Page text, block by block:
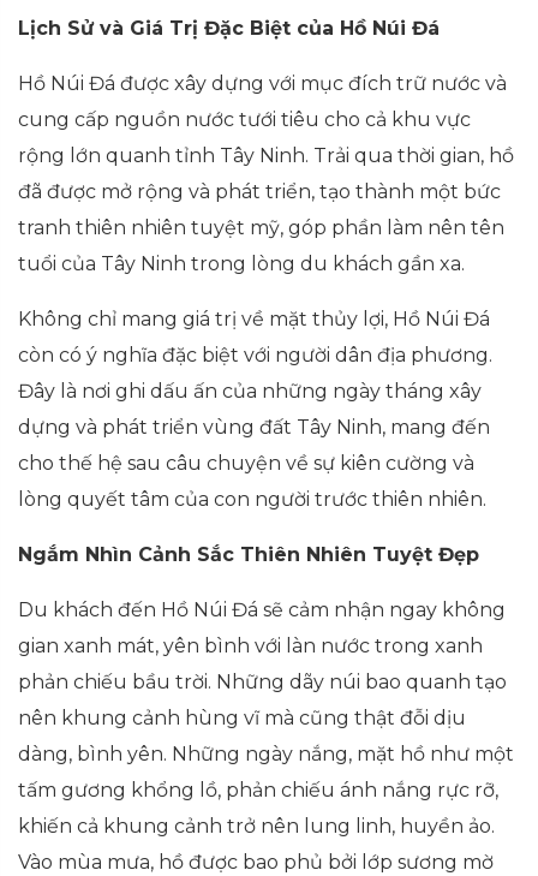
Lịch Sử và Giá Trị Đặc Biệt của Hồ Núi Đá
Hồ Núi Đá được xây dựng với mục đích trữ nước và
cung cấp nguồn nước tưới tiêu cho cả khu vực
rộng lớn quanh tỉnh Tây Ninh. Trải qua thời gian, hồ
đã được mở rộng và phát triển, tạo thành một bức
tranh thiên nhiên tuyệt mỹ, góp phần làm nên tên
tuổi của Tây Ninh trong lòng du khách gần xa.
Không chỉ mang giá trị về mặt thủy lợi, Hồ Núi Đá
còn có ý nghĩa đặc biệt với người dân địa phương.
Đây là nơi ghi dấu ấn của những ngày tháng xây
dựng và phát triển vùng đất Tây Ninh, mang đến
cho thế hệ sau câu chuyện về sự kiên cường và
lòng quyết tâm của con người trước thiên nhiên.
Ngắm Nhìn Cảnh Sắc Thiên Nhiên Tuyệt Đẹp
Du khách đến Hồ Núi Đá sẽ cảm nhận ngay không
gian xanh mát, yên bình với làn nước trong xanh
phản chiếu bầu trời. Những dãy núi bao quanh tạo
nên khung cảnh hùng vĩ mà cũng thật đỗi dịu
dàng, bình yên. Những ngày nắng, mặt hồ như một
tấm gương khổng lồ, phản chiếu ánh nắng rực rỡ,
khiến cả khung cảnh trở nên lung linh, huyền ảo.
Vào mùa mưa, hồ được bao phủ bởi lớp sương mờ